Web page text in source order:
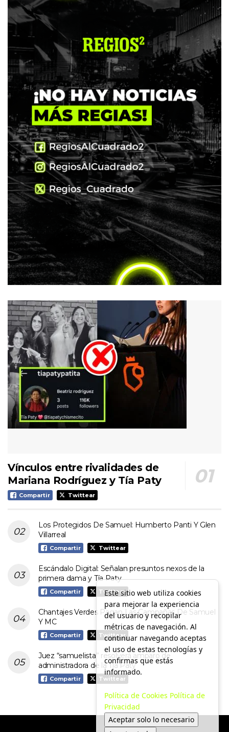
Vínculos entre rivalidades de
Mariana Rodríguez y Tía Paty
Compartir Twittear
Los Protegidos De Samuel: Humberto Panti Y Glen
Villarreal
Compartir Twittear
Escándalo Digital: Señalan presuntos nexos de la
primera dama y Tía Paty
Compartir Twittear
Chantajes Verdes Pagan Las Campañas De Samuel
Y MC
Compartir Twittear
Juez “samuelista” resolverá amparo de
administradora de la Tía Paty
Compartir Twittear
Este sitio web utiliza cookies
para mejorar la experiencia
del usuario y recopilar
métricas de navegación. Al
continuar navegando aceptas
el uso de estas tecnologías y
confirmas que estás
informado.
Política de Cookies Política de
Privacidad
Aceptar solo lo necesario